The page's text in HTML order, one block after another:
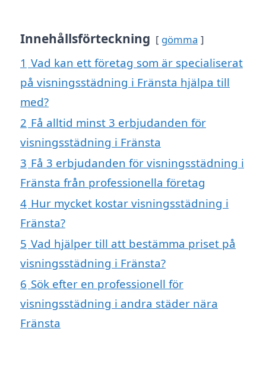
Innehållsförteckning gömma
1 Vad kan ett företag som är specialiserat
på visningsstädning i Fränsta hjälpa till
med?
2 Få alltid minst 3 erbjudanden för
visningsstädning i Fränsta
3 Få 3 erbjudanden för visningsstädning i
Fränsta från professionella företag
4 Hur mycket kostar visningsstädning i
Fränsta?
5 Vad hjälper till att bestämma priset på
visningsstädning i Fränsta?
6 Sök efter en professionell för
visningsstädning i andra städer nära
Fränsta